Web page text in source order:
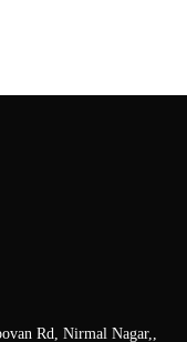
Rd, Nirmal Nagar,,